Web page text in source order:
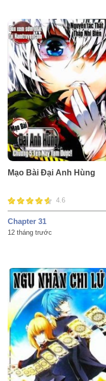
Mạo Bài Đại Anh Hùng
4.6
Chapter 31
12 tháng trước